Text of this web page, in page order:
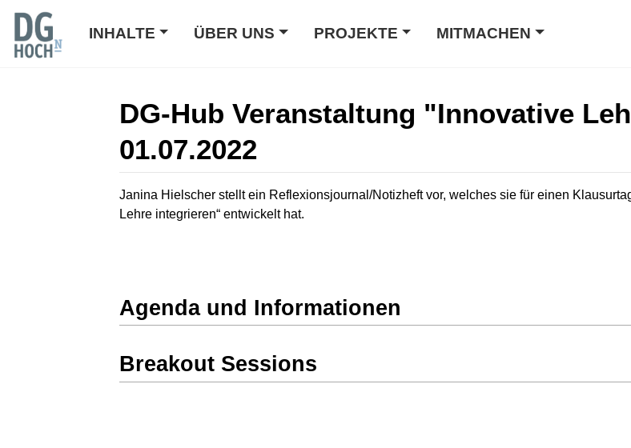
INHALTE ÜBER UNS PROJEKTE MITMACHEN
DG-Hub Veranstaltung "Innovative
01.07.2022
Wechseln zu:Navigation,Suche
Janina Hielscher stellt ein Reflexionsjournal/Notizheft vor, welches sie für einen
Lehre integrieren“ entwickelt hat.
Agenda und Informationen
Breakout Sessions